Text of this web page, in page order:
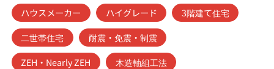
ハウスメーカー ハイグレード
3階建て住宅
二世帯住宅
耐震・免震・制震
ZEH・Nearly ZEH
木造軸組工法